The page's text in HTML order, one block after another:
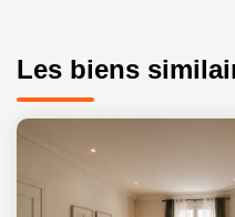
Les biens